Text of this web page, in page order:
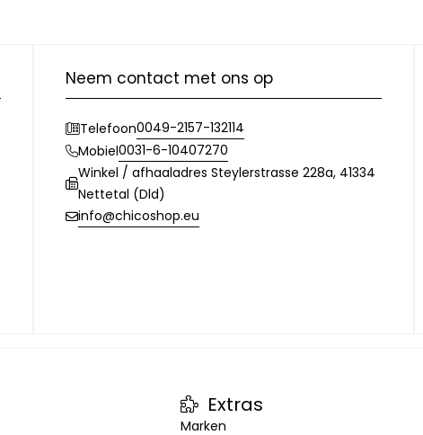
Neem contact met ons op
Telefoon0049-2157-132114
Mobiel0031-6-10407270
Winkel / afhaaladres Steylerstrasse 228a, 41334
Nettetal (Dld)
info@chicoshop.eu
Extras
Marken